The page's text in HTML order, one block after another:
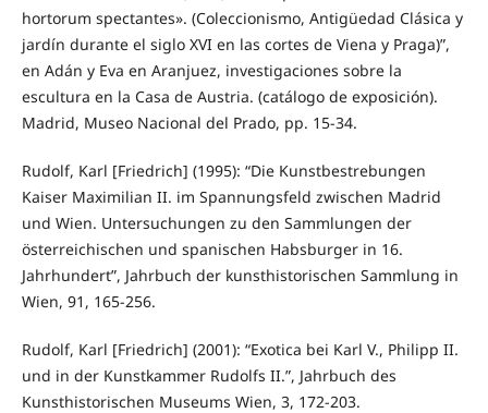
hortorum spectantes». (Coleccionismo, Antigüedad Clásica y
jardín durante el siglo XVI en las cortes de Viena y Praga)”,
en Adán y Eva en Aranjuez, investigaciones sobre la
escultura en la Casa de Austria. (catálogo de exposición).
Madrid, Museo Nacional del Prado, pp. 15-34.
Rudolf, Karl [Friedrich] (1995): “Die Kunstbestrebungen
Kaiser Maximilian II. im Spannungsfeld zwischen Madrid
und Wien. Untersuchungen zu den Sammlungen der
österreichischen und spanischen Habsburger in 16.
Jahrhundert”, Jahrbuch der kunsthistorischen Sammlung in
Wien, 91, 165-256.
Rudolf, Karl [Friedrich] (2001): “Exotica bei Karl V., Philipp II.
und in der Kunstkammer Rudolfs II.”, Jahrbuch des
Kunsthistorischen Museums Wien, 3, 172-203.